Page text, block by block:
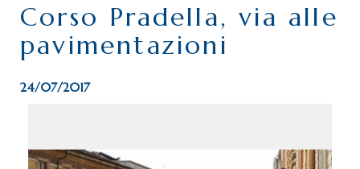
PERCHÉ ASSOCIARSI?
DOVE SIAMO
Corso Pradella, via alle
pavimentazioni
24/07/2017